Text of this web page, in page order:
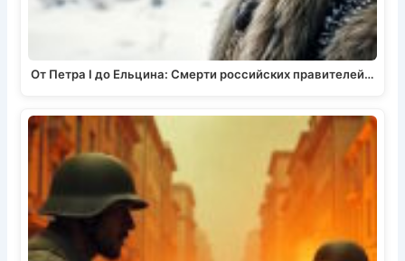
От Петра I до Ельцина: Смерти российских правителей…